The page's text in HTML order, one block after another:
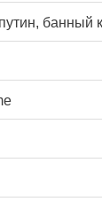
банный